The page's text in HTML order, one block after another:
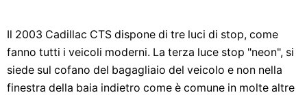
Il 2003 Cadillac CTS dispone di tre luci di stop, come
fanno tutti i veicoli moderni. La terza luce stop "neon", si
siede sul cofano del bagagliaio del veicolo e non nella
finestra della baia indietro come è comune in molte altre